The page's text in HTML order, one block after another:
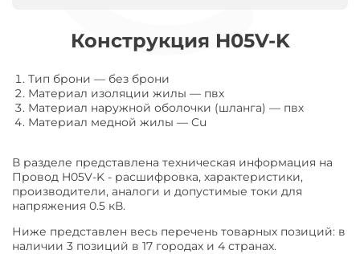
Конструкция H05V-K
Тип брони — без брони
Материал изоляции жилы — пвх
Материал наружной оболочки (шланга) — пвх
Материал медной жилы — Cu
В разделе представлена техническая информация на
Провод H05V-K - расшифровка, характеристики,
производители, аналоги и допустимые токи для
напряжения 0.5 кВ.
Ниже представлен весь перечень товарных позиций: в
наличии 3 позиций в 17 городах и 4 странах.